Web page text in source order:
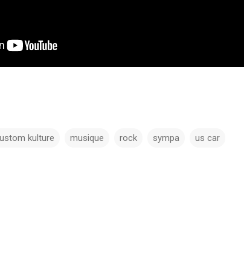
kulture musique rock sympa us car